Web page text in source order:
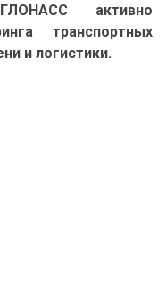
активно
транспортных
и логистики.